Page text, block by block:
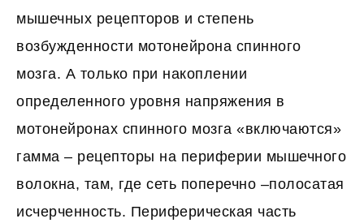
мышечных рецепторов и степень
возбужденности мотонейрона спинного
мозга. А только при накоплении
определенного уровня напряжения в
мотонейронах спинного мозга «включаются»
гамма – рецепторы на периферии мышечного
волокна, там, где сеть поперечно –полосатая
исчерченность. Периферическая часть